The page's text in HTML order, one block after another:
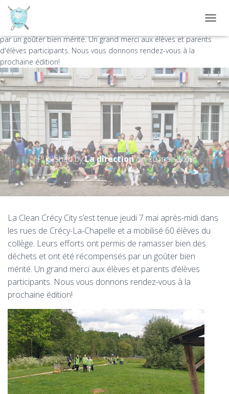
La Clean Crécy City s'est tenue jeudi 7 mai après-midi dans les rues
de Crécy-La-Chapelle et a mobilisé 60 élèves du collège. Leurs efforts
ont permis de ramasser bien des déchets et ont été récompensés
par un goûter bien mérité. Un grand merci aux élèves et parents
d'élèves participants. Nous vous donnons rendez-vous à la
prochaine édition!
É
E
L
A
N
A
V
I
G
A
T
I
Clean Crécy City
Published byLa directionon20 mai 2026
La Clean Crécy City s’est tenue jeudi 7 mai après-midi dans
les rues de Crécy-La-Chapelle et a mobilisé 60 élèves du
collège. Leurs efforts ont permis de ramasser bien des
déchets et ont été récompensés par un goûter bien
mérité. Un grand merci aux élèves et parents d’élèves
participants. Nous vous donnons rendez-vous à la
prochaine édition!